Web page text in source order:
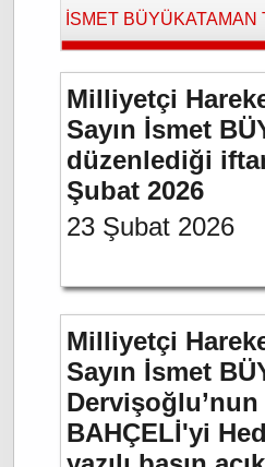
İSMET BÜYÜKATAMAN
Milliyetçi
Sayın İsmet
düzenlediği
Şubat 2026
23 Şubat 2026
Milliyetçi
Sayın İsmet
Dervişoğlu’nun
BAHÇELİ'yi